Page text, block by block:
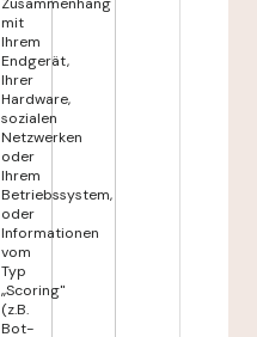
mit
Ihrem
Endgerät,
Ihrer
Hardware,
sozialen
Netzwerken
oder
Ihrem
Betriebssystem,
oder
Informationen
vom
Typ
„Scoring"
(z.B.
Bot-